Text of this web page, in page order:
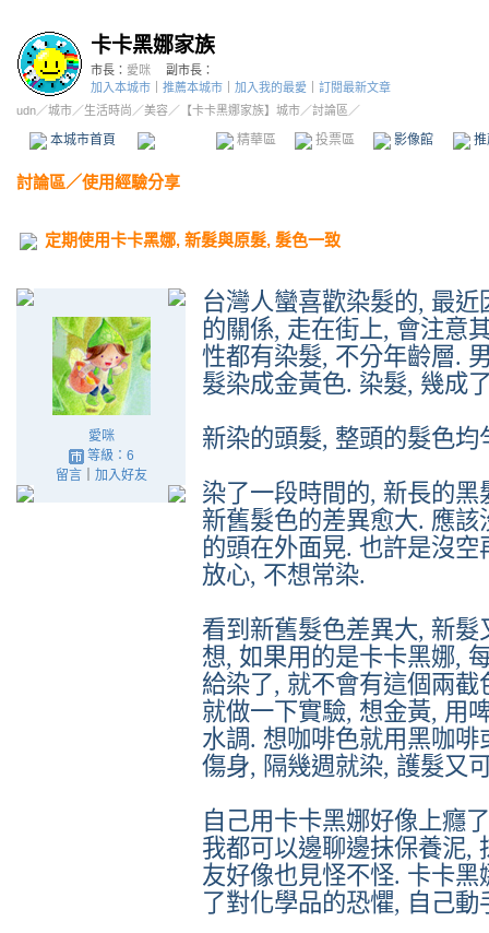
卡卡黑娜家族
市長： 愛咪
副市長：
加入本城市
推薦本城市 加入我的最愛
訂閱最新文章
udn／城市／生活時尚 ／美容／ 【卡卡黑娜家族】城市／討論區／
本城市首頁 精華區 投票區 影像館
討論區／使用經驗分享
定期使用卡卡黑娜, 新髮與原髮, 髮色一致
愛咪
等級：6
留言｜ 加入好友
台灣人蠻喜歡染髮的, 最近
的關係, 走在街上, 會注意
性都有染髮, 不分年齡層.
髮染成金黃色. 染髮, 幾成
新染的頭髮, 整頭的髮色均
染了一段時間的, 新長的黑
新舊髮色的差異愈大. 應該
的頭在外面晃. 也許是沒空
放心, 不想常染.
看到新舊髮色差異大, 新髮
想, 如果用的是卡卡黑娜,
給染了, 就不會有這個兩截
就做一下實驗, 想金黃, 用
水調. 想咖啡色就用黑咖啡
傷身, 隔幾週就染, 護髮又
自己用卡卡黑娜好像上癮了
我都可以邊聊邊抹保養泥,
友好像也見怪不怪. 卡卡黑
了對化學品的恐懼, 自己動